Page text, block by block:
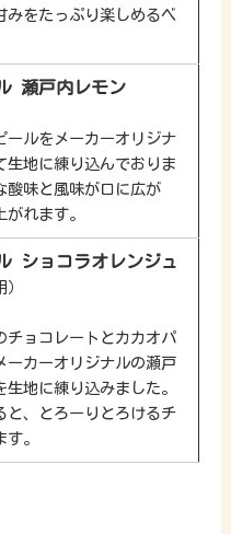
みをたっぷり楽しめるベ
瀬戸内レモン
ールをメーカーオリジナ
生地に練り込んでおりま
酸味と風味が口に広が
れます。
ショコラオレンジュ
チョコレートとカカオパ
ーカーオリジナルの瀬戸
地に練り込みました。
と、とろーりとろけるチ
。